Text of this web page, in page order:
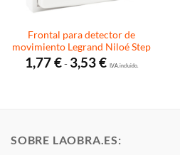
Frontal para detector de
movimiento Legrand Niloé Step
1,77€- 3,53€Rango
de
I.V.A. incluido.
SOBRE LAOBRA.ES: